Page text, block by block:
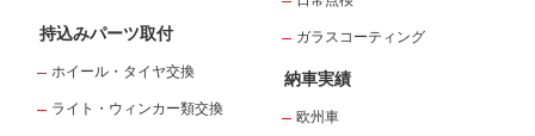
持込みパーツ取付
ホイール・タイヤ交換
ライト・ウィンカー類交換
ガラスコーティング
納車実績
欧州車